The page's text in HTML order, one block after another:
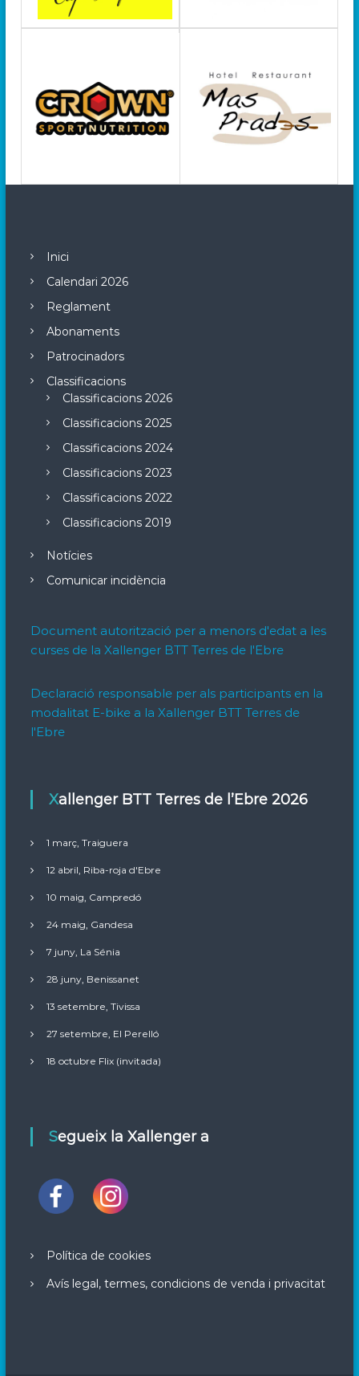
Inici
Calendari 2026
Reglament
Abonaments
Patrocinadors
Classificacions
Classificacions 2026
Classificacions 2025
Classificacions 2024
Classificacions 2023
Classificacions 2022
Classificacions 2019
Notícies
Comunicar incidència
Document autorització per a menors d'edat a les
curses de la Xallenger BTT Terres de l'Ebre
Declaració responsable per als participants en la
modalitat E-bike a la Xallenger BTT Terres de
l'Ebre
Xallenger BTT Terres de l’Ebre 2026
1 març, Traiguera
12 abril, Riba-roja d'Ebre
10 maig, Campredó
24 maig, Gandesa
7 juny, La Sénia
28 juny, Benissanet
13 setembre, Tivissa
27 setembre, El Perelló
18 octubre Flix (invitada)
Segueix la Xallenger a
Política de cookies
Avís legal, termes, condicions de venda i privacitat